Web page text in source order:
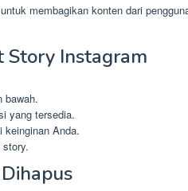
membagikan konten dari
Story Instagram
bawah.
yang tersedia.
keinginan Anda.
story.